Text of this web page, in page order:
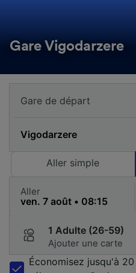
Gare Vigodarzere
Aller simple
Aller
1 Adulte (26-59)
Ajouter une carte
Économisez jusqu'à